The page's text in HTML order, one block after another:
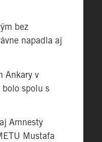
bez
napadla aj
Ankary v
spolu s
Amnesty
Mustafa